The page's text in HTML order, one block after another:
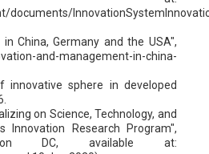
China, Germany and the USA",
and-management-in-china-
innovative sphere in developed
on Science, Technology, and
Research Program",
DC, available at: